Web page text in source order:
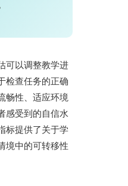
可以调整教学进
检查任务的正确
畅性、适应环境
感受到的自信水
标提供了关于学
境中的可转移性